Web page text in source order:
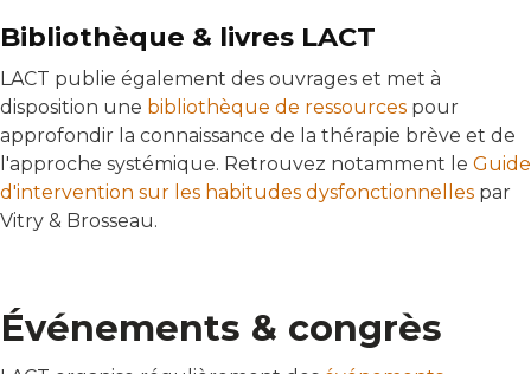
Bibliothèque & livres LACT
LACT publie également des ouvrages et met à
disposition une bibliothèque de ressources pour
approfondir la connaissance de la thérapie brève et de
l'approche systémique. Retrouvez notamment le Guide
d'intervention sur les habitudes dysfonctionnelles par
Vitry & Brosseau.
Événements & congrès